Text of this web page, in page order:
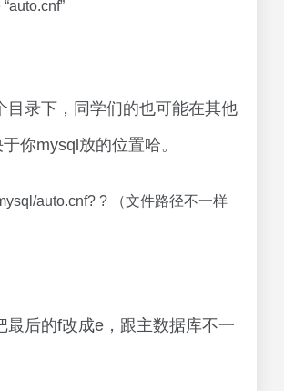
目录下，同学们的也可能在其他
你mysql放的位置哈。
auto.cnf? ? （文件路径不一样
最后的f改成e，跟主数据库不一